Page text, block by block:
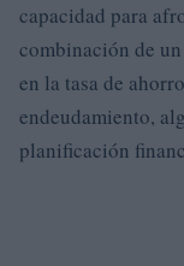
capacidad para
combinación de
en la tasa de
endeudamiento,
planificación